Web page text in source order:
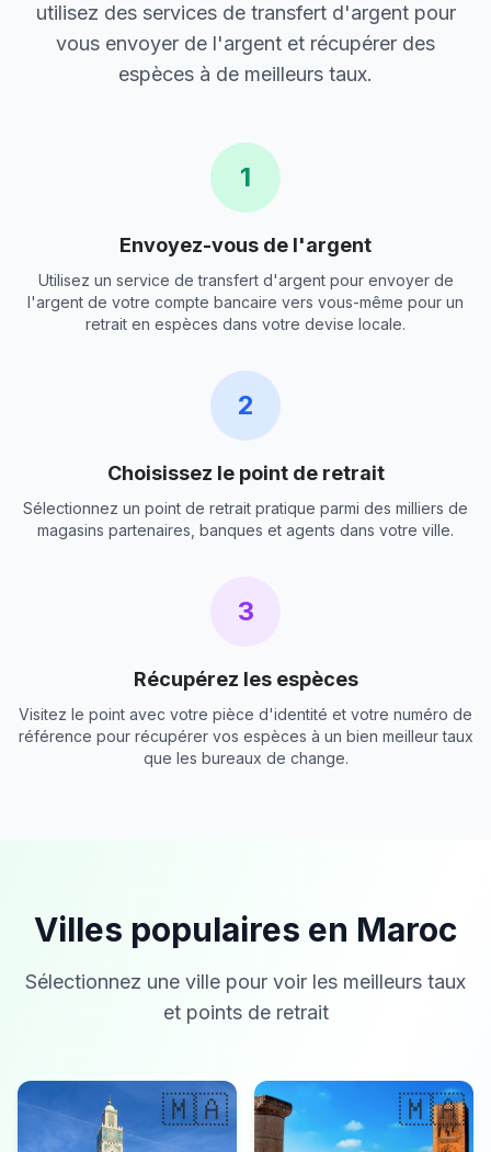
utilisez des services de transfert d'argent pour
vous envoyer de l'argent et récupérer des
espèces à de meilleurs taux.
1
Envoyez-vous de l'argent
Utilisez un service de transfert d'argent pour envoyer de
l'argent de votre compte bancaire vers vous-même pour un
retrait en espèces dans votre devise locale.
2
Choisissez le point de retrait
Sélectionnez un point de retrait pratique parmi des milliers de
magasins partenaires, banques et agents dans votre ville.
3
Récupérez les espèces
Visitez le point avec votre pièce d'identité et votre numéro de
référence pour récupérer vos espèces à un bien meilleur taux
que les bureaux de change.
Villes populaires en Maroc
Sélectionnez une ville pour voir les meilleurs taux
et points de retrait
🇲🇦 🇲🇦